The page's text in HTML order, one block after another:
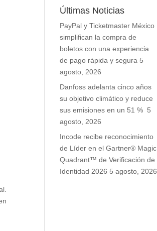
Últimas Noticias
PayPal y Ticketmaster México
simplifican la compra de
boletos con una experiencia
de pago rápida y segura 5
agosto, 2026
Danfoss adelanta cinco años
su objetivo climático y reduce
sus emisiones en un 51 % 5
agosto, 2026
Incode recibe reconocimiento
de Líder en el Gartner® Magic
Quadrant™ de Verificación de
Identidad 2026 5 agosto, 2026